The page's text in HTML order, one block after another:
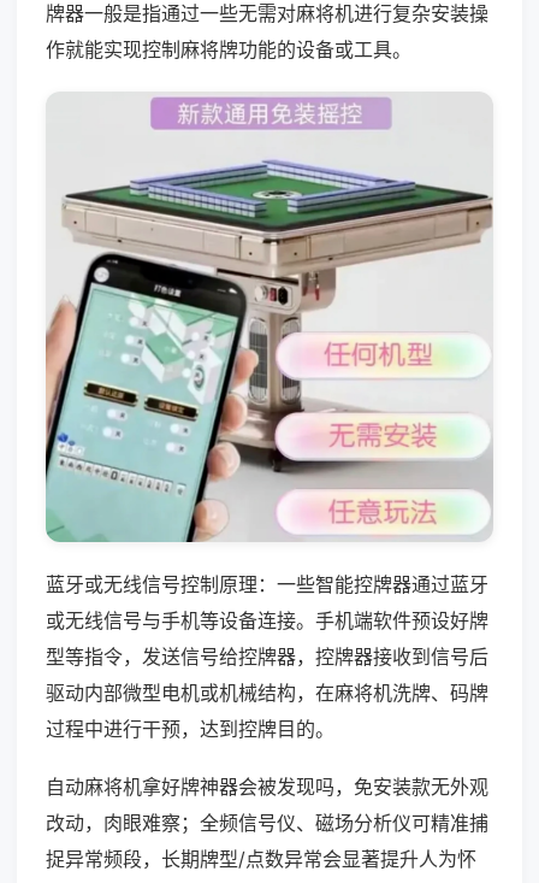
牌器一般是指通过一些无需对麻将机进行复杂安装操
作就能实现控制麻将牌功能的设备或工具。
蓝牙或无线信号控制原理：一些智能控牌器通过蓝牙
或无线信号与手机等设备连接。手机端软件预设好牌
型等指令，发送信号给控牌器，控牌器接收到信号后
驱动内部微型电机或机械结构，在麻将机洗牌、码牌
过程中进行干预，达到控牌目的。
自动麻将机拿好牌神器会被发现吗，免安装款无外观
改动，肉眼难察；全频信号仪、磁场分析仪可精准捕
捉异常频段，长期牌型/点数异常会显著提升人为怀